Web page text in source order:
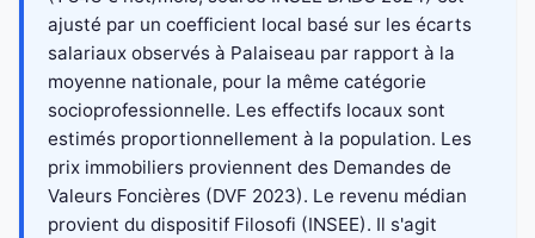
ajusté par un coefficient local basé sur les écarts
salariaux observés à Palaiseau par rapport à la
moyenne nationale, pour la même catégorie
socioprofessionnelle. Les effectifs locaux sont
estimés proportionnellement à la population. Les
prix immobiliers proviennent des Demandes de
Valeurs Foncières (DVF 2023). Le revenu médian
provient du dispositif Filosofi (INSEE). Il s'agit